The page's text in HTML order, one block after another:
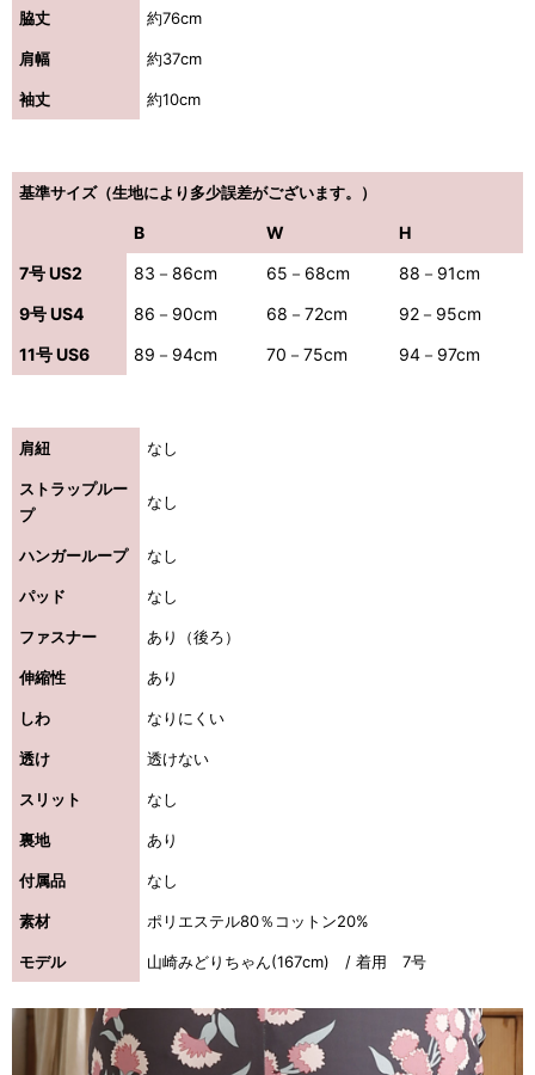
脇丈 約76cm
肩幅 約37cm
袖丈 約10cm
基準サイズ（生地により多少誤差がございます。）
B W
H
7号 US2
83－86cm 65－68cm
88－91cm
9号 US4
86－90cm 68－72cm
92－95cm
11号 US6
89－94cm 70－75cm 94－97cm
肩紐 なし
ストラップルー
プ
なし
ハンガーループ なし
パッド なし
ファスナー あり（後ろ）
伸縮性 あり
しわ なりにくい
透け 透けない
スリット なし
裏地 あり
付属品 なし
素材 ポリエステル80％コットン20%
モデル 山崎みどりちゃん(167cm) / 着用 7号